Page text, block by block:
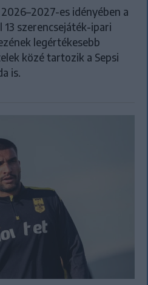
es idényében a
13 szerencsejáték-ipari
legértékesebb
közé tartozik a Sepsi
is.